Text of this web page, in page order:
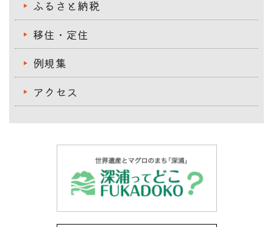
ふるさと納税
移住・定住
例規集
アクセス